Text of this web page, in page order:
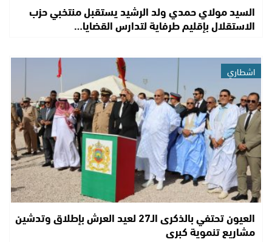
السيد مولاي حمدي ولد الرشيد يستقبل منتخبي حزب
الاستقلال بإقليم طرفاية لتدارس القضايا…
اشطاري
العيون تحتفي بالذكرى الـ27 لعيد العرش بإطلاق وتدشين
مشاريع تنموية كبرى